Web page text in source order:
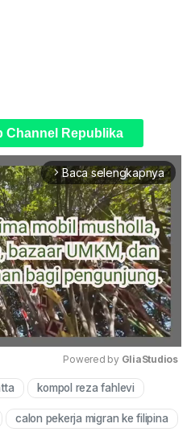
Channel Republika
arrow_forward_ios Baca selengkapnya
Mute
Powered by GliaStudios
kompol reza fahlevi
calon pekerja migran ke filipina